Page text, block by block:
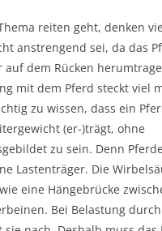
reiten geht, denken
anstrengend sei, da das
dem Rücken
mit dem Pferd steckt viel
zu wissen, dass ein
(er-)trägt, ohne
zu sein. Denn
Lastenträger. Die
eine Hängebrücke
Bei Belastung